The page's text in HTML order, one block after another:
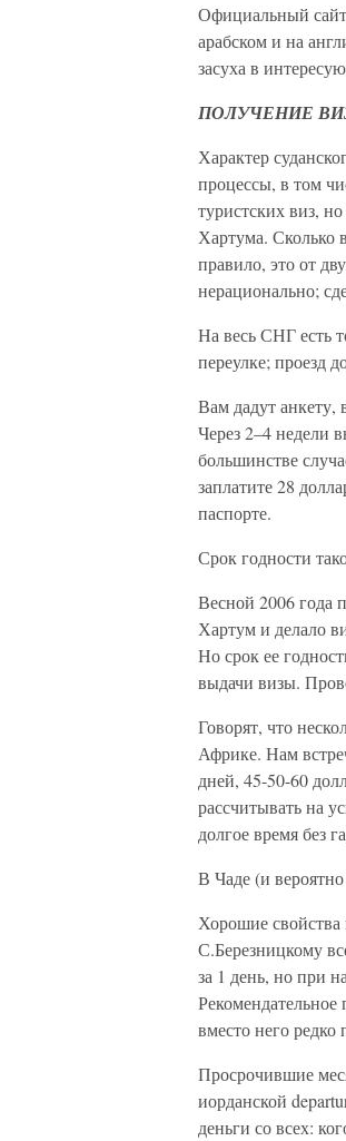
Официальный
арабском и на
засуха в
ПОЛУЧЕНИЕ
Характер
процессы, в том
туристских виз,
Хартума. Сколько
правило, это от
нерационально;
На весь СНГ есть
переулке; проезд
Вам дадут анкету,
Через 2–4 недели
большинстве
заплатите 28
паспорте.
Срок годности
Весной 2006 года
Хартум и делало
Но срок ее
выдачи визы.
Говорят, что
Африке. Нам
дней, 45-50-60
рассчитывать на
долгое время без
В Чаде (и
Хорошие
С.Березницкому
за 1 день, но при
вместо него редко
Просрочившие
иорданской
деньги со всех: